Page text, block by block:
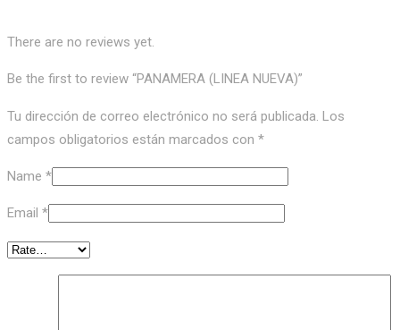
There are no reviews yet.
Be the first to review “PANAMERA (LINEA NUEVA)”
Tu dirección de correo electrónico no será publicada. Los
campos obligatorios están marcados con *
Name *
Email *